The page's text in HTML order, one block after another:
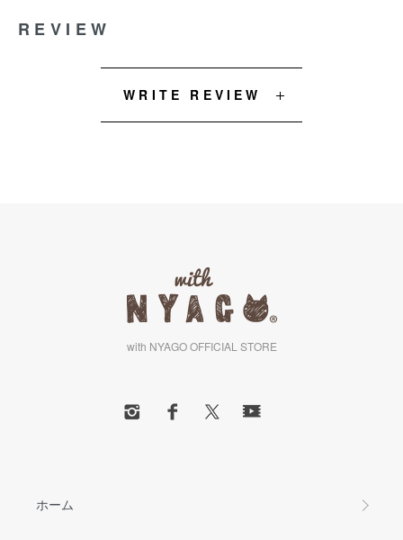
REVIEW
WRITE REVIEW
with NYAGO OFFICIAL STORE
ホーム